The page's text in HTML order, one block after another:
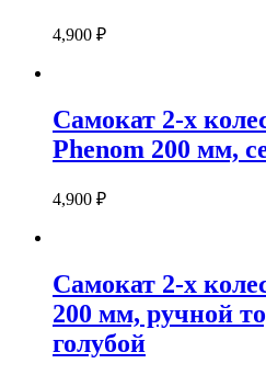
4,900 ₽
Самокат 2-х
Phenom 200 мм,
4,900 ₽
Самокат 2-х
200 мм, ручной
голубой